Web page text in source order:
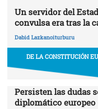
Un servidor del
convulsa era tras la
Dabid Lazkanoiturburu
DE LA CONSTITUCIÓN
Persisten las dudas
diplomático europeo